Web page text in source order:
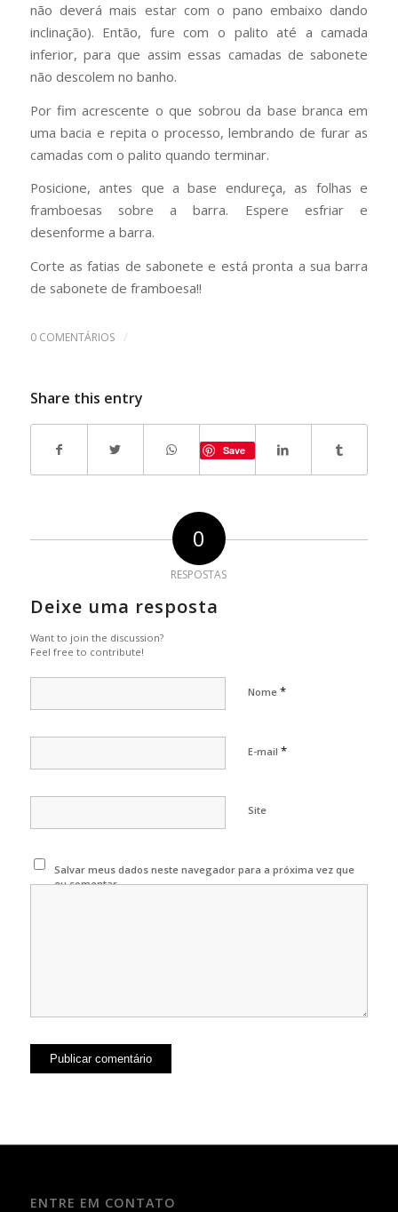
não deverá mais estar com o pano embaixo dando
inclinação). Então, fure com o palito até a camada
inferior, para que assim essas camadas de sabonete
não descolem no banho.
Por fim acrescente o que sobrou da base branca em
uma bacia e repita o processo, lembrando de furar as
camadas com o palito quando terminar.
Posicione, antes que a base endureça, as folhas e
framboesas sobre a barra. Espere esfriar e
desenforme a barra.
Corte as fatias de sabonete e está pronta a sua barra
de sabonete de framboesa!!
0 COMENTÁRIOS /
Share this entry
Save
0
RESPOSTAS
Deixe uma resposta
Want to join the discussion?
Feel free to contribute!
Nome *
E-mail *
Site
Salvar meus dados neste navegador para a próxima vez que
eu comentar.
ENTRE EM CONTATO